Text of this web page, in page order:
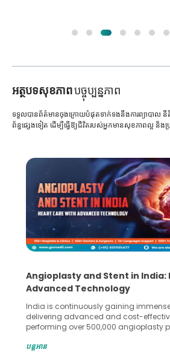
អត្ថបទសុខភាពបច្ចុប្បន្នភាព
ទទួលបានព័ត៌មានចុងក្រោយបំផុតទាក់ទងនឹងការព្យាបាល នី
ព័ន្ធផ្សេងទៀត ដើម្បីធ្វើឱ្យជីវិតរបស់អ្នកមានសុខភាពល្អ និង
Angioplasty and Stent in India:
Advanced Technology
India is continuously gaining
delivering advanced and cost-
performing over 500,000 angioplasty
globe are searching for treatments like
បន្តអាន